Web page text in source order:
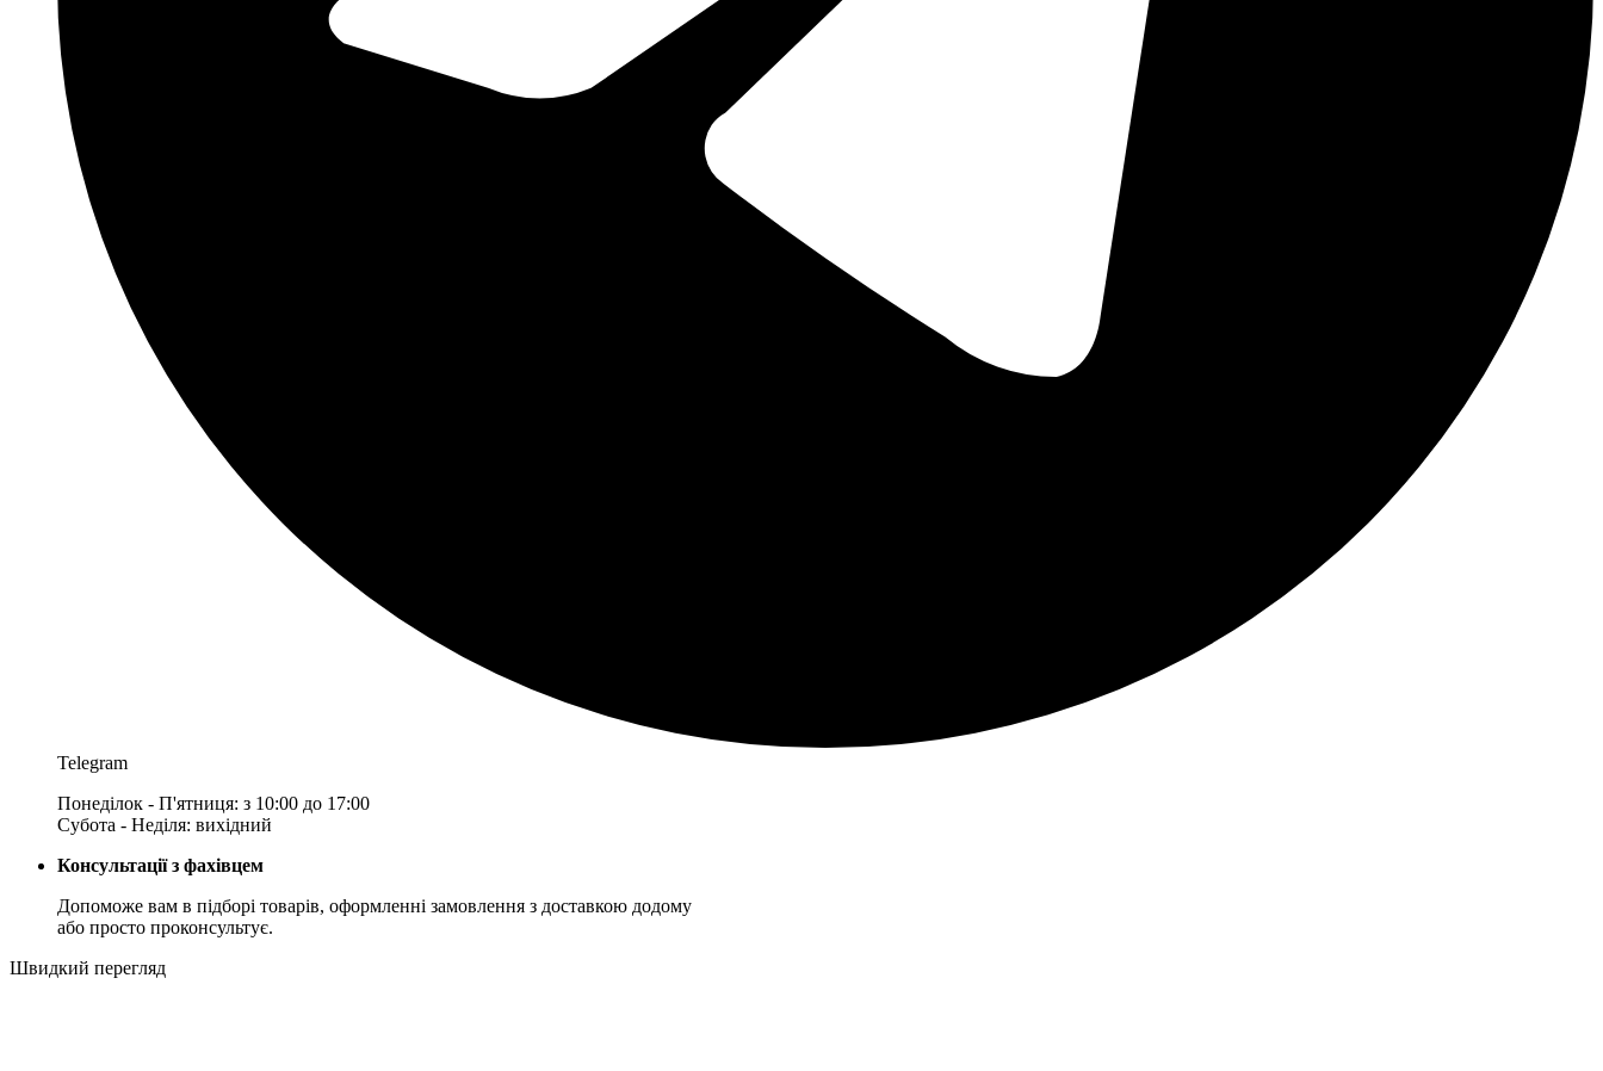
Telegram
Понеділок - П'ятниця: з 10:00 до 17:00
Субота - Неділя: вихідний
Консультації з фахівцем
Допоможе вам в підборі товарів, оформленні замовлення з доставкою додому
або просто проконсультує.
Швидкий перегляд